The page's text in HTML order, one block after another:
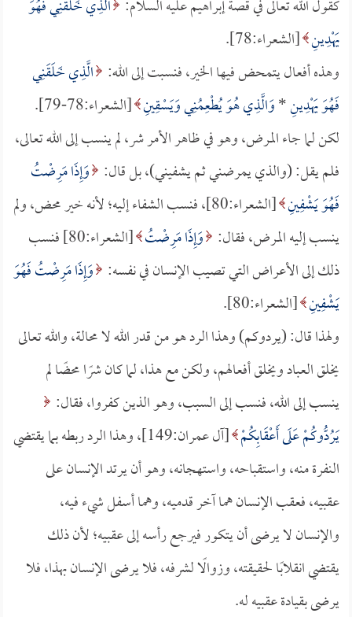
كقول الله تعالى في قصة إبراهيم عليه السلام: الَّذِي خَلَقَنِي فَهُوَ
يَهْدِينِ [الشعراء:78].
وهذه أفعال يتمحض فيها الخير، فنسبت إلى الله: الَّذِي خَلَقَنِي
فَهُوَ يَهْدِينِ*وَالَّذِي هُوَ يُطْعِمُنِي وَيَسْقِينِ [الشعراء:78-79].
لكن لما جاء المرض، وهو في ظاهر الأمر شر، لم ينسب إلى الله تعالى،
فلم يقل: (والذي يمرضني ثم يشفيني)، بل قال: وَإِذَا مَرِضْتُ
فَهُوَ يَشْفِينِ
[الشعراء:80]، فنسب الشفاء إليه؛ لأنه خير محض، ولم
ينسب إليه المرض، فقال: وَإِذَا مَرِضْتُ
[الشعراء:80] فنسب
ذلك إلى الأعراض التي تصيب الإنسان في نفسه: وَإِذَا مَرِضْتُ فَهُوَ
يَشْفِينِ [الشعراء:80].
ولهذا قال: (يردوكم) وهذا الرد هو من قدر الله لا محالة، والله تعالى
يخلق العباد ويخلق أفعالهم، ولكن مع هذا، لما كان شرًا محضًا لم
ينسب إلى الله، فنسب إلى السبب، وهو الذين كفروا، فقال:
يَرُدُّوكُمْ عَلَى أَعْقَابِكُمْ
[آل عمران:149]، وهذا الرد ربطه بما يقتضي
النفرة منه، واستقباحه، واستهجانه، وهو أن يرتد الإنسان على
عقبيه، فعقب الإنسان هما آخر قدميه، وهما أسفل شيء فيه،
والإنسان لا يرضى أن يتكور فيرجع رأسه إلى عقبيه؛ لأن ذلك
يقتضي انقلابًا لحقيقته، وزوالًا لشرفه، فلا يرضى الإنسان بهذا، فلا
يرضى بقيادة عقبيه له.